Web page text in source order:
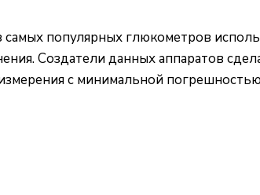
популярных глюкометров
Создатели данных аппаратов
с минимальной